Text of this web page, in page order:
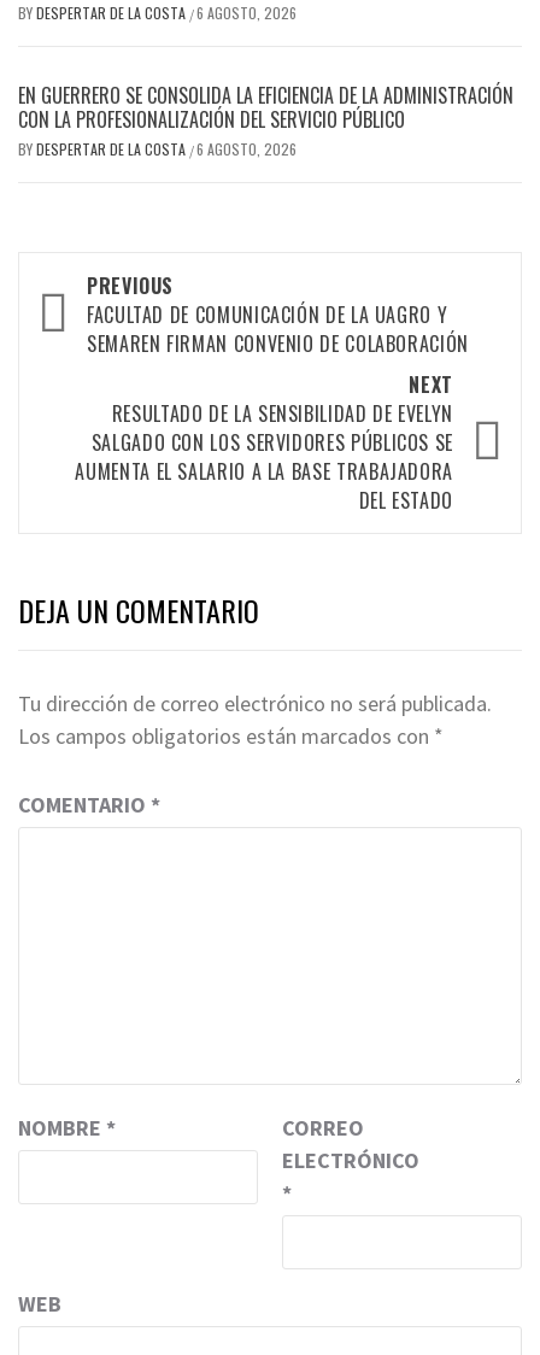
BYDESPERTAR DE LA COSTA /6 AGOSTO, 2026
EN GUERRERO SE CONSOLIDA LA EFICIENCIA DE LA ADMINISTRACIÓN
CON LA PROFESIONALIZACIÓN DEL SERVICIO PÚBLICO
BYDESPERTAR DE LA COSTA /6 AGOSTO, 2026
Post
navigation
PREVIOUS
FACULTAD DE COMUNICACIÓN DE LA UAGRO Y
SEMAREN FIRMAN CONVENIO DE COLABORACIÓN
NEXT
RESULTADO DE LA SENSIBILIDAD DE EVELYN
SALGADO CON LOS SERVIDORES PÚBLICOS SE
AUMENTA EL SALARIO A LA BASE TRABAJADORA
DEL ESTADO
DEJA UN COMENTARIO
Tu dirección de correo electrónico no será publicada.
Los campos obligatorios están marcados con *
COMENTARIO *
NOMBRE *
CORREO
ELECTRÓNICO
*
WEB